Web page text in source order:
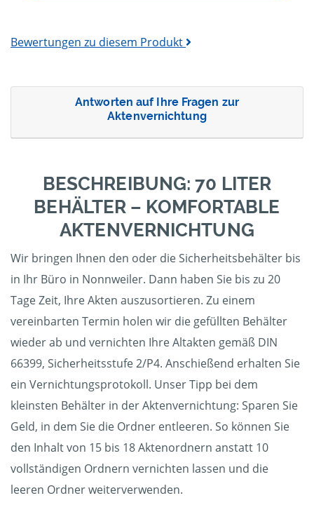
Bewertungen zu diesem Produkt
Antworten auf Ihre Fragen zur
Aktenvernichtung
BESCHREIBUNG: 70 LITER
BEHÄLTER – KOMFORTABLE
AKTENVERNICHTUNG
Wir bringen Ihnen den oder die Sicherheitsbehälter bis
in Ihr Büro in Nonnweiler. Dann haben Sie bis zu 20
Tage Zeit, Ihre Akten auszusortieren. Zu einem
vereinbarten Termin holen wir die gefüllten Behälter
wieder ab und vernichten Ihre Altakten gemäß DIN
66399, Sicherheitsstufe 2/P4. Anschießend erhalten Sie
ein Vernichtungsprotokoll. Unser Tipp bei dem
kleinsten Behälter in der Aktenvernichtung: Sparen Sie
Geld, in dem Sie die Ordner entleeren. So können Sie
den Inhalt von 15 bis 18 Aktenordnern anstatt 10
vollständigen Ordnern vernichten lassen und die
leeren Ordner weiterverwenden.